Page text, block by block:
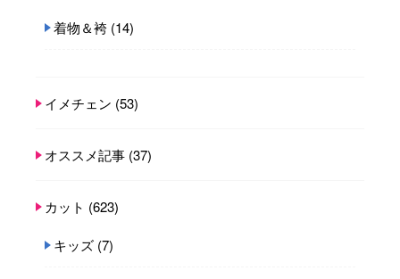
着物＆袴 (14)
イメチェン (53)
オススメ記事 (37)
カット (623)
キッズ (7)